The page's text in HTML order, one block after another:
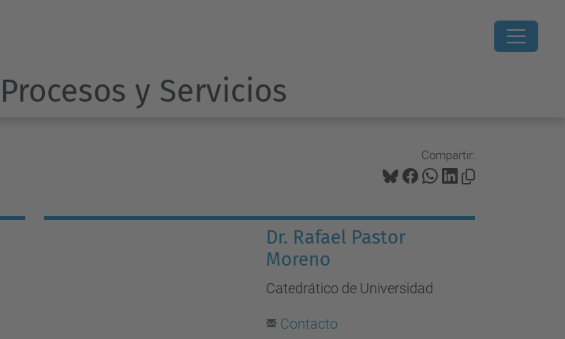
y Servicios
Compartir:
Dr. Rafael Pastor
Moreno
Catedrático de Universidad
Contacto